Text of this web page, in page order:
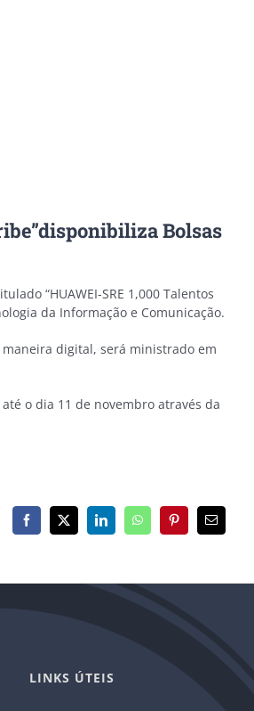
Bolsas
“HUAWEI-SRE 1,000 Talentos
da Informação e Comunicação.
digital, será ministrado em
o dia 11 de novembro através da
Facebook
X LinkedInWhatsAppPinterest
E-
mail
LINKS ÚTEIS